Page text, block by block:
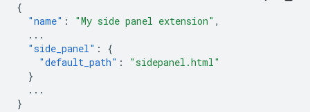
{
"name" : "My side panel extension" ,
...
"side_panel" :
{
"default_path" :
"sidepanel.html"
}
...
}